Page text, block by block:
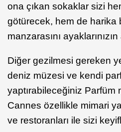
ona çıkan sokaklar sizi
götürecek, hem de harika
manzarasını
Diğer gezilmesi gereken
deniz müzesi ve kendi
yaptırabileceğiniz Parfüm
Cannes özellikle mimari
ve restoranları ile sizi